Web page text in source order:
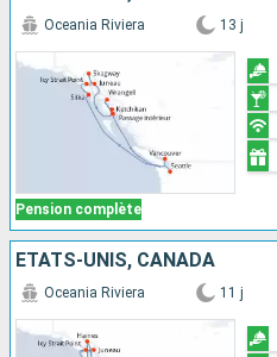
Pension complète
Oceania Riviera 13 j
ÉTATS-UNIS, CANADA
Oceania Riviera 11 j